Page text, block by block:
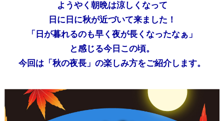
ようやく朝晩は涼しくなって
日に日に秋が近づいて来ました！
「日が暮れるのも早く夜が長くなったなぁ」
と感じる今日この頃。
今回は「秋の夜長」の楽しみ方をご紹介します。